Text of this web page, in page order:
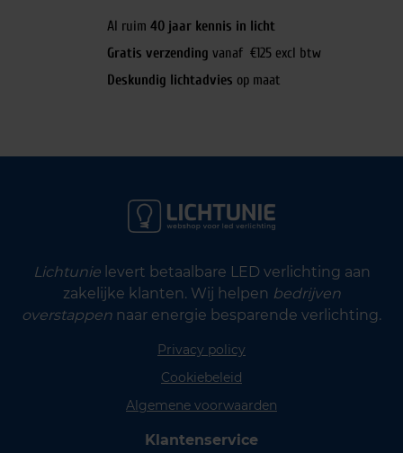
Al ruim 40 jaar kennis in licht
Gratis verzending vanaf €125 excl btw
Deskundig lichtadvies op maat
Lichtunielevert betaalbare LED verlichting aan
zakelijke klanten. Wij helpen bedrijven
overstappen naar energie besparende verlichting.
Privacy policy
Cookiebeleid
Algemene voorwaarden
Klantenservice